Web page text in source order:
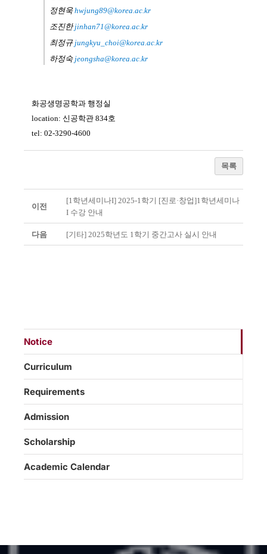
정현욱 hwjung89@korea.ac.kr
조진한 jinhan71@korea.ac.kr
최정규 jungkyu_choi@korea.ac.kr
하정숙 jeongsha@korea.ac.kr
화공생명공학과 행정실
location: 신공학관 834호
tel: 02-3290-4600
목록
이전
[1학년세미나I] 2025-1학기 [진로·창업]1학년세미나
I 수강 안내
다음 [기타] 2025학년도 1학기 중간고사 실시 안내
Notice
Curriculum
Requirements
Admission
Scholarship
Academic Calendar